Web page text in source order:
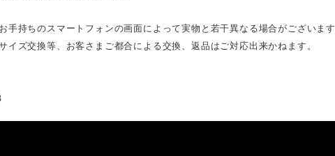
手持ちのスマートフォンの画面によって実物と若干異なる場合がございます
イズ交換等、お客さまご都合による交換、返品はご対応出来かねます。